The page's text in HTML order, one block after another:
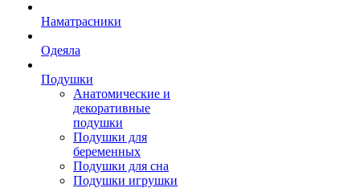
Наматрасники
Одеяла
Подушки
Анатомические и
декоративные
подушки
Подушки для
беременных
Подушки для сна
Подушки игрушки